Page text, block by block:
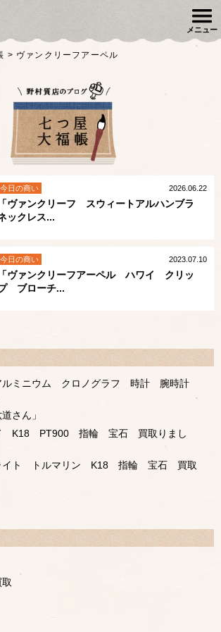
メニュー
> ヴァンクリーフアーペル
今日の商い 2026.06.22
「ヴァンクリーフ スウィートアルハンブラ
ックレス...
今日の商い 2023.07.10
「ヴァンクリーフアーペル ハワイ クリッ
ブローチ...
ルミニウム クロノグラフ 時計 腕時計
さん」
ド K18 PT900 指輪 宝石 買取りまし
ライト トルマリン K18 指輪 宝石 買取